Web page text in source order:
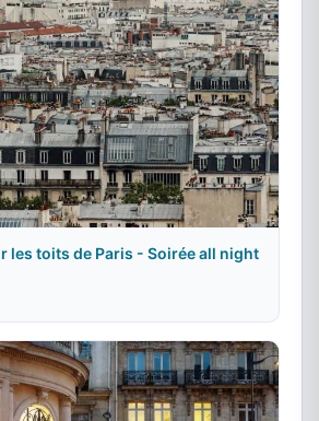
les toits de Paris - Soirée all night